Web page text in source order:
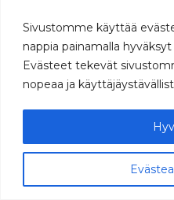
Sivustomme käyttää
nappia painamalla
Evästeet tekevät
nopeaa ja
© 2026 Sodan ja